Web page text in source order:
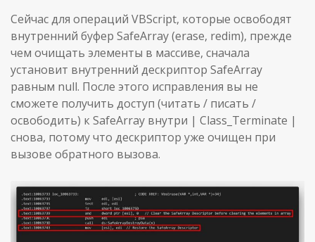
Сейчас для операций VBScript, которые освободят
внутренний буфер SafeArray (erase, redim), прежде
чем очищать элементы в массиве, сначала
установит внутренний дескриптор SafeArray
равным null. После этого исправления вы не
сможете получить доступ (читать / писать /
освободить) к SafeArray внутри | Class_Terminate |
снова, потому что дескриптор уже очищен при
вызове обратного вызова.